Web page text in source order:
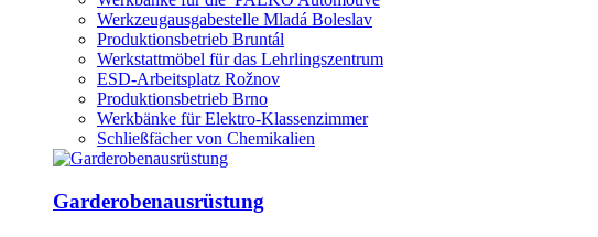
Werkzeugausgabestelle Mladá Boleslav
Produktionsbetrieb Bruntál
Werkstattmöbel für das Lehrlingszentrum
ESD-Arbeitsplatz Rožnov
Produktionsbetrieb Brno
Werkbänke für Elektro-Klassenzimmer
Schließfächer von Chemikalien
Garderobenausrüstung